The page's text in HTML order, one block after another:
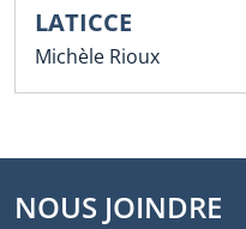
LATICCE
Michèle Rioux
NOUS JOINDRE